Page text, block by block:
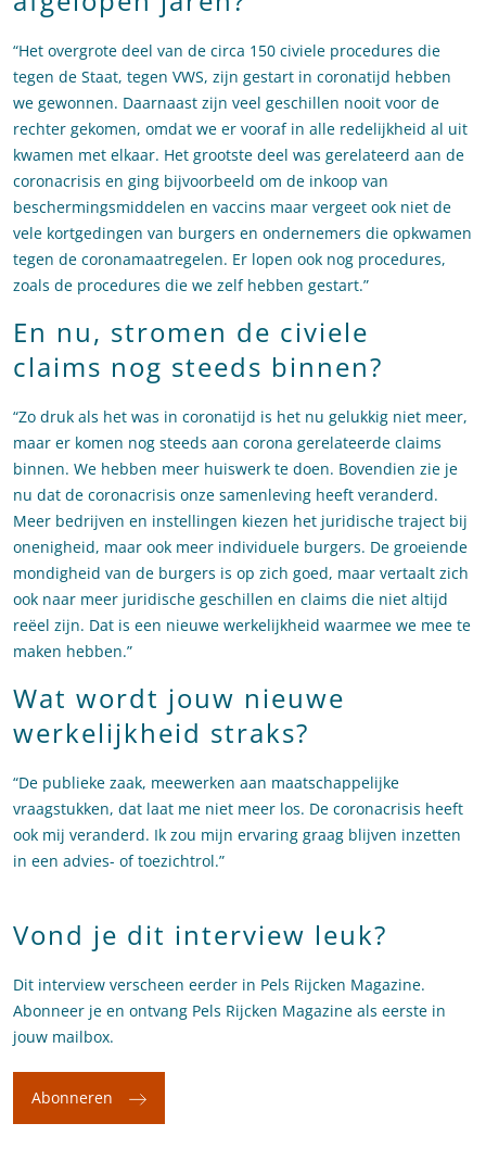
“Het overgrote deel van de circa 150 civiele procedures die
tegen de Staat, tegen VWS, zijn gestart in coronatijd hebben
we gewonnen. Daarnaast zijn veel geschillen nooit voor de
rechter gekomen, omdat we er vooraf in alle redelijkheid al uit
kwamen met elkaar. Het grootste deel was gerelateerd aan de
coronacrisis en ging bijvoorbeeld om de inkoop van
beschermingsmiddelen en vaccins maar vergeet ook niet de
vele kortgedingen van burgers en ondernemers die opkwamen
tegen de coronamaatregelen. Er lopen ook nog procedures,
zoals de procedures die we zelf hebben gestart.”
En nu, stromen de civiele
claims nog steeds binnen?
“Zo druk als het was in coronatijd is het nu gelukkig niet meer,
maar er komen nog steeds aan corona gerelateerde claims
binnen. We hebben meer huiswerk te doen. Bovendien zie je
nu dat de coronacrisis onze samenleving heeft veranderd.
Meer bedrijven en instellingen kiezen het juridische traject bij
onenigheid, maar ook meer individuele burgers. De groeiende
mondigheid van de burgers is op zich goed, maar vertaalt zich
ook naar meer juridische geschillen en claims die niet altijd
reëel zijn. Dat is een nieuwe werkelijkheid waarmee we mee te
maken hebben.”
Wat wordt jouw nieuwe
werkelijkheid straks?
“De publieke zaak, meewerken aan maatschappelijke
vraagstukken, dat laat me niet meer los. De coronacrisis heeft
ook mij veranderd. Ik zou mijn ervaring graag blijven inzetten
in een advies- of toezichtrol.”
Vond je dit interview leuk?
Dit interview verscheen eerder in Pels Rijcken Magazine.
Abonneer je en ontvang Pels Rijcken Magazine als eerste in
jouw mailbox.
Abonneren